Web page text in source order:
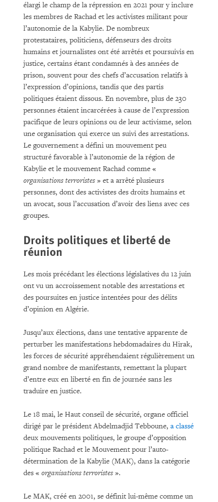
élargi le champ de la répression en 2021 pour y inclure
les membres de Rachad et les activistes militant pour
l’autonomie de la Kabylie. De nombreux
protestataires, politiciens, défenseurs des droits
humains et journalistes ont été arrêtés et poursuivis en
justice, certains étant condamnés à des années de
prison, souvent pour des chefs d’accusation relatifs à
l’expression d’opinions, tandis que des partis
politiques étaient dissous. En novembre, plus de 230
personnes étaient incarcérées à cause de l’expression
pacifique de leurs opinions ou de leur activisme, selon
une organisation qui exerce un suivi des arrestations.
Le gouvernement a défini un mouvement peu
structuré favorable à l’autonomie de la région de
Kabylie et le mouvement Rachad comme «
organisations terroristes» et a arrêté plusieurs
personnes, dont des activistes des droits humains et
un avocat, sous l’accusation d’avoir des liens avec ces
groupes.
Droits politiques et liberté de
réunion
Les mois précédant les élections législatives du 12 juin
ont vu un accroissement notable des arrestations et
des poursuites en justice intentées pour des délits
d’opinion en Algérie.
Jusqu’aux élections, dans une tentative apparente de
perturber les manifestations hebdomadaires du Hirak,
les forces de sécurité appréhendaient régulièrement un
grand nombre de manifestants, remettant la plupart
d’entre eux en liberté en fin de journée sans les
traduire en justice.
Le 18 mai, le Haut conseil de sécurité, organe officiel
dirigé par le président Abdelmadjid Tebboune, a classé
deux mouvements politiques, le groupe d’opposition
politique Rachad et le Mouvement pour l’auto-
détermination de la Kabylie (MAK), dans la catégorie
des « organisations terroristes».
Le MAK, créé en 2001, se définit lui-même comme un